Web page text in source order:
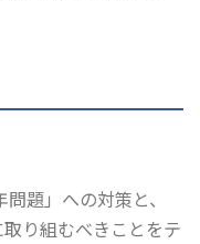
題」への対策と、
り組むべきことをテ